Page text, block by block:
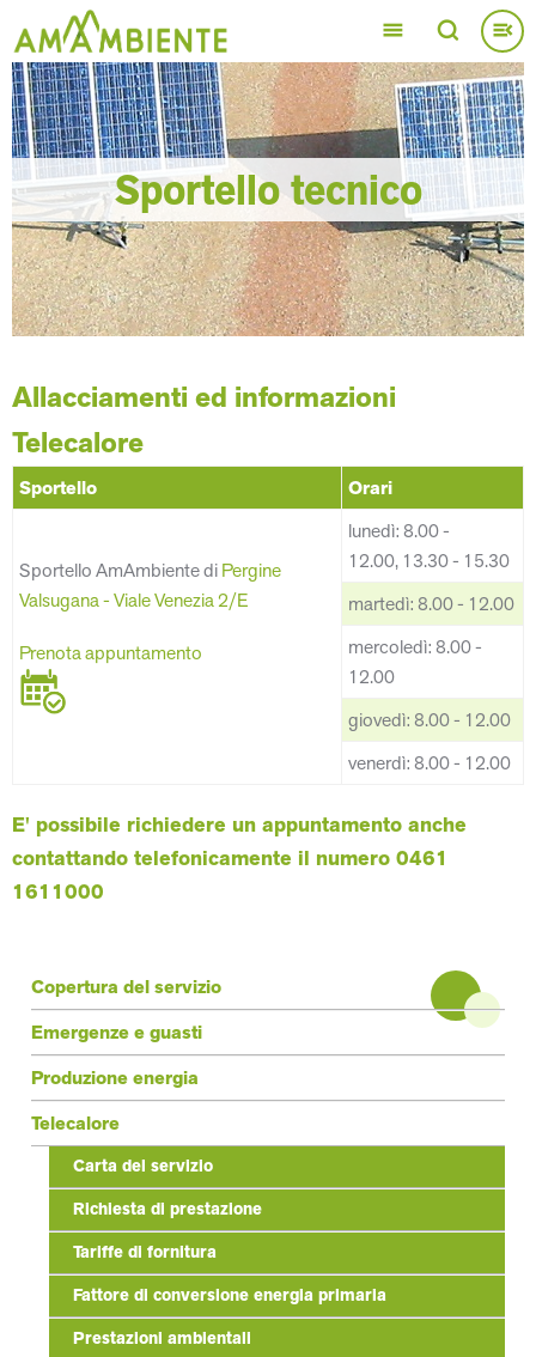
contenuto
principale
Sportello tecnico
Allacciamenti ed informazioni
Telecalore
Sportello Orari
Sportello AmAmbiente diPergine
Valsugana - Viale Venezia 2/E
Prenota appuntamento
lunedì: 8.00 -
12.00, 13.30 - 15.30
martedì: 8.00 - 12.00
mercoledì: 8.00 -
12.00
giovedì: 8.00 - 12.00
venerdì: 8.00 - 12.00
E' possibile richiedere un appuntamento anche
contattando telefonicamente il numero 0461
1611000
Terzo livello
Copertura del servizio
Emergenze e guasti
Produzione energia
Telecalore
Carta del servizio
Richiesta di prestazione
Tariffe di fornitura
Fattore di conversione energia primaria
Prestazioni ambientali